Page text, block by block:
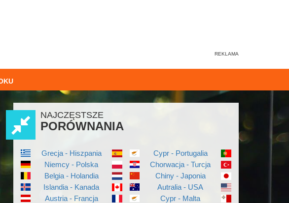
NAJCZĘSTSZE
PORÓWNANIA
Grecja - Hiszpania
Niemcy - Polska
Belgia - Holandia
Islandia - Kanada
Austria - Francja
Cypr - Portugalia
Chorwacja - Turcja
Chiny - Japonia
Autralia - USA
Cypr - Malta